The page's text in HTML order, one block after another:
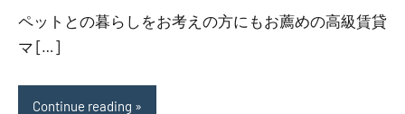
ペットとの暮らしをお考えの方にもお薦めの高級賃貸
マ […]
Continue reading